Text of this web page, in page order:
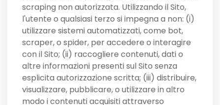
scraping non autorizzata. Utilizzando il Sito,
l'utente o qualsiasi terzo si impegna a non: (i)
utilizzare sistemi automatizzati, come bot,
scraper, o spider, per accedere o interagire
con il Sito; (ii) raccogliere contenuti, dati o
altre informazioni presenti sul Sito senza
esplicita autorizzazione scritta; (iii) distribuire,
visualizzare, pubblicare, o utilizzare in altro
modo i contenuti acquisiti attraverso